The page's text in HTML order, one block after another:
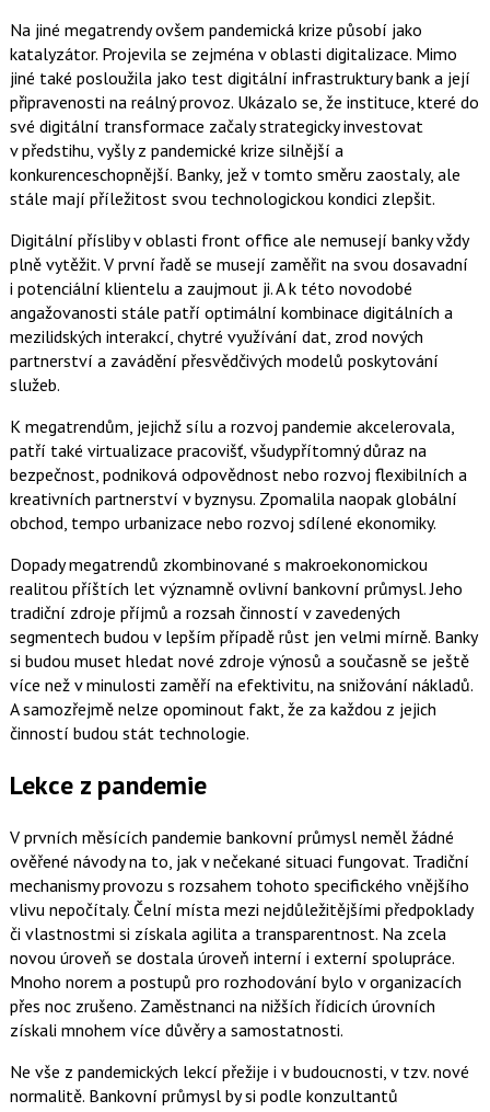
Na jiné megatrendy ovšem pandemická krize působí jako
katalyzátor. Projevila se zejména v oblasti digitalizace. Mimo
jiné také posloužila jako test digitální infrastruktury bank a její
připravenosti na reálný provoz. Ukázalo se, že instituce, které do
své digitální transformace začaly strategicky investovat
v předstihu, vyšly z pandemické krize silnější a
konkurenceschopnější. Banky, jež v tomto směru zaostaly, ale
stále mají příležitost svou technologickou kondici zlepšit.
Digitální přísliby v oblasti front office ale nemusejí banky vždy
plně vytěžit. V první řadě se musejí zaměřit na svou dosavadní
i potenciální klientelu a zaujmout ji. A k této novodobé
angažovanosti stále patří optimální kombinace digitálních a
mezilidských interakcí, chytré využívání dat, zrod nových
partnerství a zavádění přesvědčivých modelů poskytování
služeb.
K megatrendům, jejichž sílu a rozvoj pandemie akcelerovala,
patří také virtualizace pracovišť, všudypřítomný důraz na
bezpečnost, podniková odpovědnost nebo rozvoj flexibilních a
kreativních partnerství v byznysu. Zpomalila naopak globální
obchod, tempo urbanizace nebo rozvoj sdílené ekonomiky.
Dopady megatrendů zkombinované s makroekonomickou
realitou příštích let významně ovlivní bankovní průmysl. Jeho
tradiční zdroje příjmů a rozsah činností v zavedených
segmentech budou v lepším případě růst jen velmi mírně. Banky
si budou muset hledat nové zdroje výnosů a současně se ještě
více než v minulosti zaměří na efektivitu, na snižování nákladů.
A samozřejmě nelze opominout fakt, že za každou z jejich
činností budou stát technologie.
Lekce z pandemie
V prvních měsících pandemie bankovní průmysl neměl žádné
ověřené návody na to, jak v nečekané situaci fungovat. Tradiční
mechanismy provozu s rozsahem tohoto specifického vnějšího
vlivu nepočítaly. Čelní místa mezi nejdůležitějšími předpoklady
či vlastnostmi si získala agilita a transparentnost. Na zcela
novou úroveň se dostala úroveň interní i externí spolupráce.
Mnoho norem a postupů pro rozhodování bylo v organizacích
přes noc zrušeno. Zaměstnanci na nižších řídicích úrovních
získali mnohem více důvěry a samostatnosti.
Ne vše z pandemických lekcí přežije i v budoucnosti, v tzv. nové
normalitě. Bankovní průmysl by si podle konzultantů